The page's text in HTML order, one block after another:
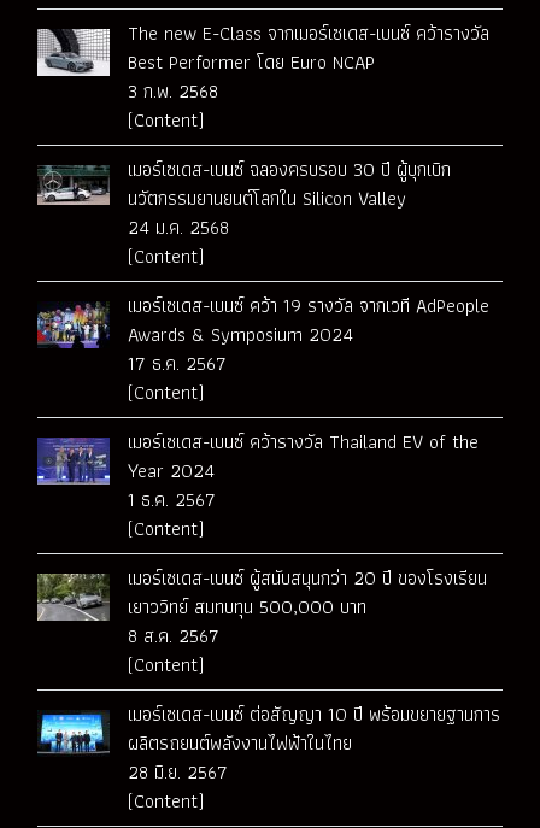
The new E-Class จากเมอร์เซเดส-เบนซ์ คว้ารางวัล
Best Performer โดย Euro NCAP
3 ก.พ. 2568
(Content)
เมอร์เซเดส-เบนซ์ ฉลองครบรอบ 30 ปี ผู้บุกเบิก
นวัตกรรมยานยนต์โลกใน Silicon Valley
24 ม.ค. 2568
(Content)
เมอร์เซเดส-เบนซ์ คว้า 19 รางวัล จากเวที AdPeople
Awards & Symposium 2024
17 ธ.ค. 2567
(Content)
เมอร์เซเดส-เบนซ์ คว้ารางวัล Thailand EV of the
Year 2024
1 ธ.ค. 2567
(Content)
เมอร์เซเดส-เบนซ์ ผู้สนับสนุนกว่า 20 ปี ของโรงเรียน
เยาววิทย์ สมทบทุน 500,000 บาท
8 ส.ค. 2567
(Content)
เมอร์เซเดส-เบนซ์ ต่อสัญญา 10 ปี พร้อมขยายฐานการ
ผลิตรถยนต์พลังงานไฟฟ้าในไทย
28 มิ.ย. 2567
(Content)